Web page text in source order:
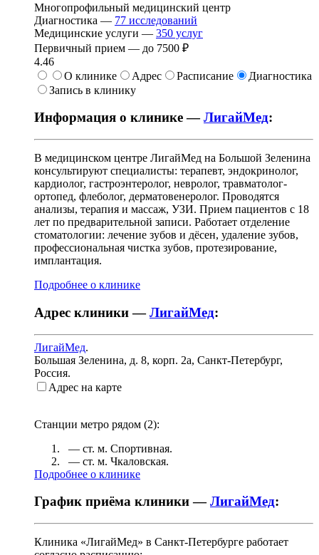
Многопрофильный медицинский центр
Диагностика — 77 исследований
Медицинские услуги — 350 услуг
Первичный прием — до 7500 ₽
4.46
О клинике
Адрес Расписание
Диагностика
Запись в клинику
Информация о клинике —ЛигайМед:
В медицинском центре ЛигайМед на Большой Зеленина
консультируют специалисты: терапевт, эндокринолог,
кардиолог, гастроэнтеролог, невролог, травматолог-
ортопед, флеболог, дерматовенеролог. Проводятся
анализы, терапия и массаж, УЗИ. Прием пациентов с 18
лет по предварительной записи. Работает отделение
стоматологии: лечение зубов и дёсен, удаление зубов,
профессиональная чистка зубов, протезирование,
имплантация.
Подробнее о клинике
Адрес клиники —ЛигайМед:
ЛигайМед.
Большая Зеленина, д. 8, корп. 2а, Санкт-Петербург,
Россия.
Адрес на карте
Станции метро рядом (2):
— ст. м. Спортивная.
— ст. м. Чкаловская.
Подробнее о клинике
График приёма клиники —ЛигайМед:
Клиника «ЛигайМед» в Санкт-Петербурге работает